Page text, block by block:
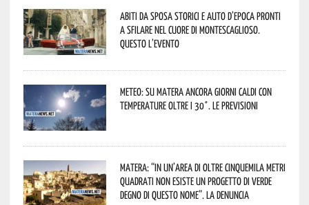
Abiti da sposa storici e auto d’epoca pronti
a sfilare nel cuore di Montescaglioso.
Questo l’evento
Meteo: su Matera ancora giorni caldi con
temperature oltre i 30°. Le previsioni
Matera: “In un’area di oltre cinquemila metri
quadrati non esiste un progetto di verde
degno di questo nome”. La denuncia